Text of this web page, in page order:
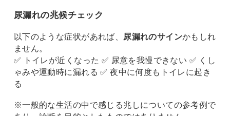
尿漏れの兆候チェック
以下のような症状があれば、 尿漏れのサインかもしれ
ません。
✅ トイレが近くなった ✅ 尿意を我慢できない ✅ くし
ゃみや運動時に漏れる ✅ 夜中に何度もトイレに起き
る
※一般的な生活の中で感じる兆しについての参考例で